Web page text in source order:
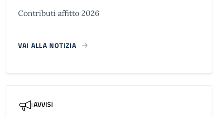
Contributi affitto 2026
VAI ALLA NOTIZIA
AVVISI